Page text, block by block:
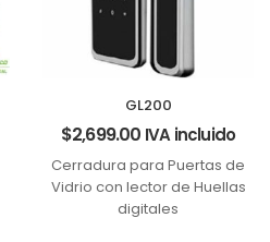
GL200
$2,699.00 IVA incluido
Cerradura para Puertas de
Vidrio con lector de Huellas
digitales